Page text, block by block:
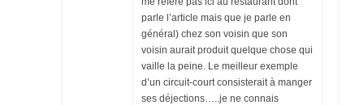
parle l’article mais que je parle en
général) chez son voisin que son
voisin aurait produit quelque chose qui
vaille la peine. Le meilleur exemple
d’un circuit-court consisterait à manger
ses déjections…..je ne connais